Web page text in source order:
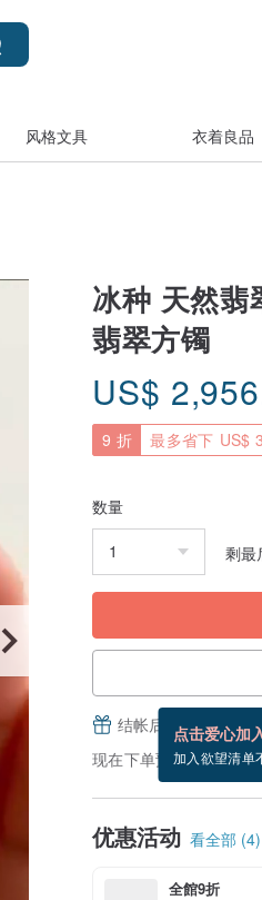
风格文具 衣着良品
冰种 天然翡
翡翠方镯
US$
9 折 最多省下 US$
数量
剩最
点击爱心加
加入欲望清单
结帐后填写并分享
现在下单预估 8/22~8/
优惠活动 看全部 (4)
全館9折